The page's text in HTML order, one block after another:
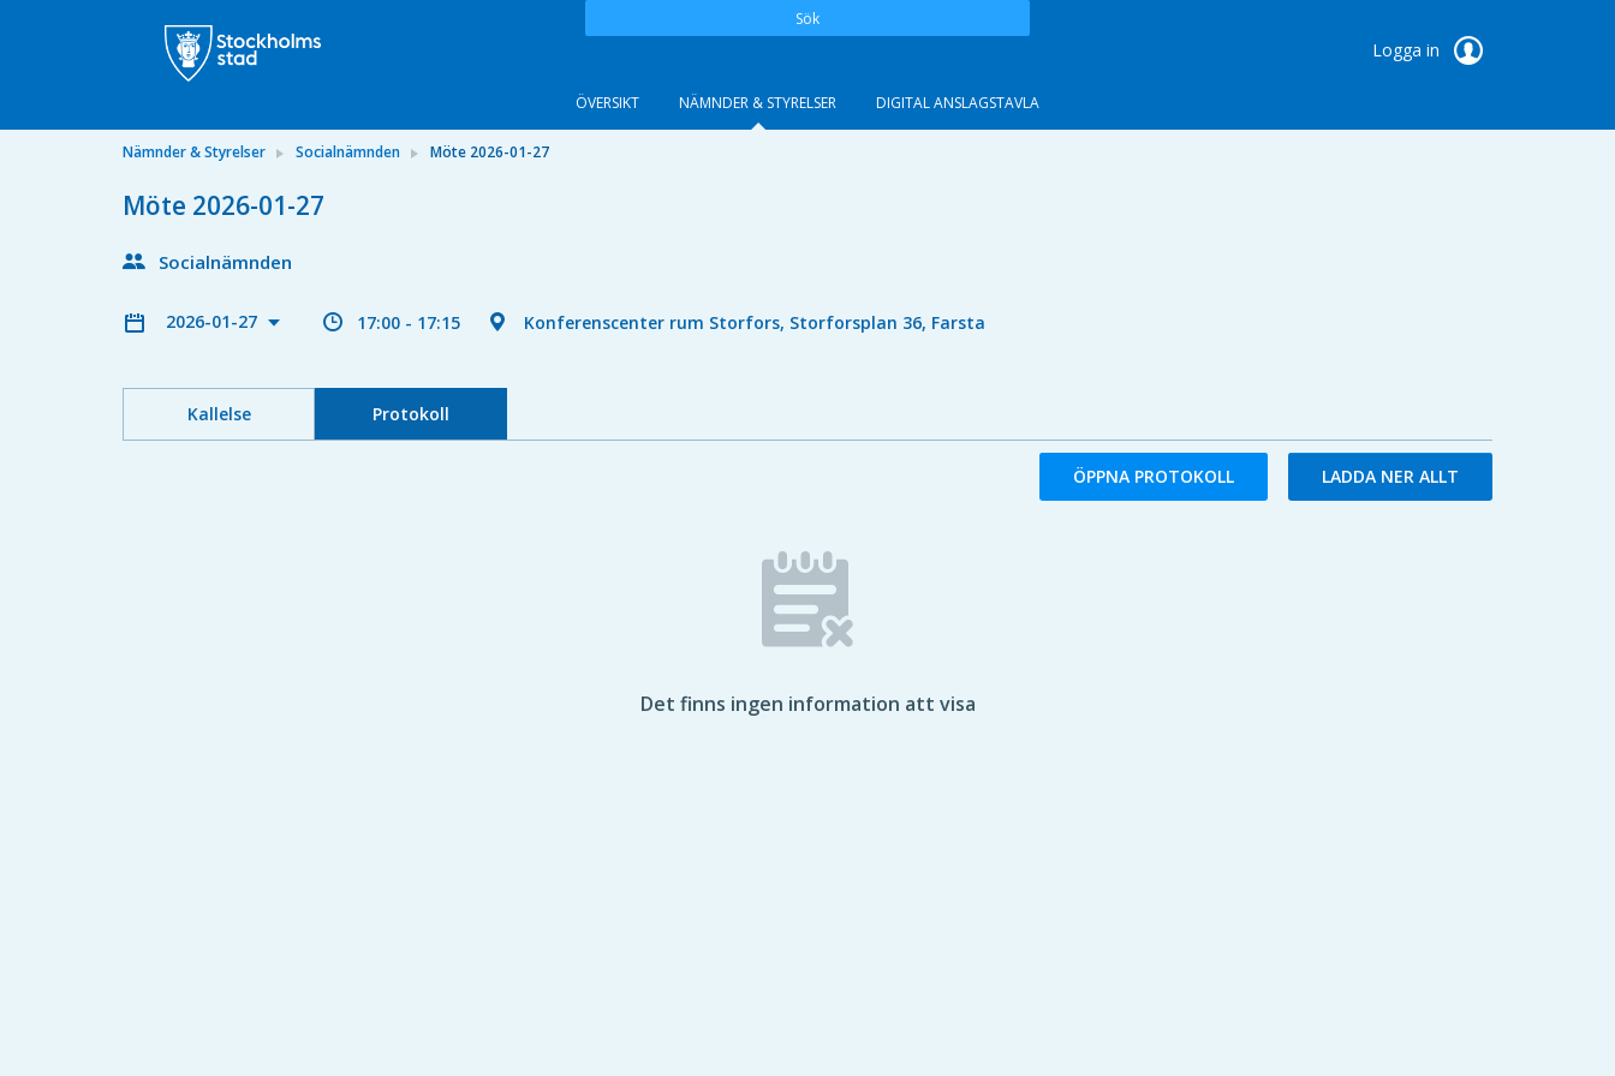
Sök
Logga in
ÖVERSIKT NÄMNDER & STYRELSER DIGITAL ANSLAGSTAVLA
Nämnder & Styrelser Socialnämnden Möte 2026-01-27
Möte 2026-01-27
Socialnämnden
2026-01-27 17:00 - 17:15 Konferenscenter rum Storfors, Storforsplan 36, Farsta
Kallelse Protokoll
ÖPPNA PROTOKOLL LADDA NER ALLT
Det finns ingen information att visa